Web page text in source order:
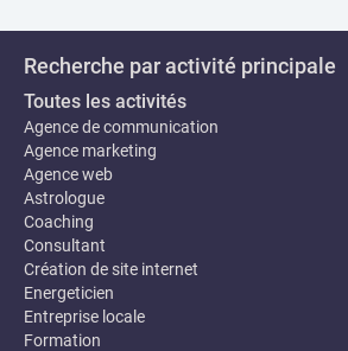
Recherche par activité principale
Toutes les activités
Agence de communication
Agence marketing
Agence web
Astrologue
Coaching
Consultant
Création de site internet
Energeticien
Entreprise locale
Formation